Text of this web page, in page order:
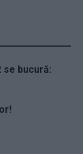
se bucură: